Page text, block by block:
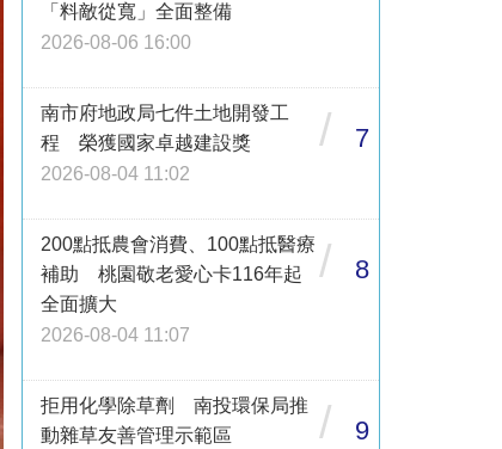
「料敵從寬」全面整備
2026-08-06 16:00
南市府地政局七件土地開發工
程 榮獲國家卓越建設獎
2026-08-04 11:02
/ 7
200點抵農會消費、100點抵醫療
補助 桃園敬老愛心卡116年起
全面擴大
2026-08-04 11:07
/ 8
拒用化學除草劑 南投環保局推
動雜草友善管理示範區
/ 9